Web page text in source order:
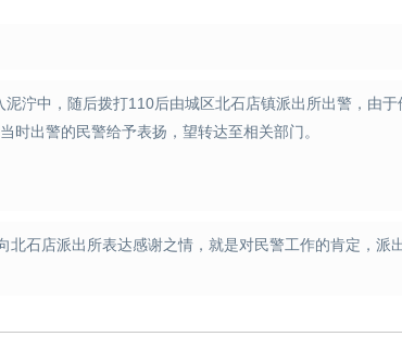
泞中，随后拨打110后由城区北石店镇派出所出警， 由于
时出警的民警给予表扬，望转达至相关部门。
北石店派出所表达感谢之情，就是对民警工作的肯定，